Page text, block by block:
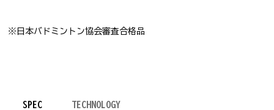
※日本バドミントン協会審査合格品
SPEC TECHNOLOGY